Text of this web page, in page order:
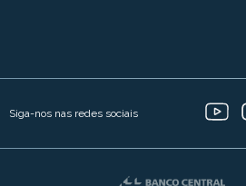
Siga-nos nas redes sociais